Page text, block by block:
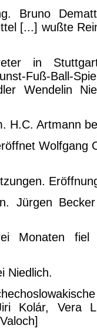
Bruno
[...] wußte
in
Fuß-Ball-
Wendelin
H.C. Artmann
Wolfgang
Jürgen
Monaten
Niedlich.
Kolár, Vera